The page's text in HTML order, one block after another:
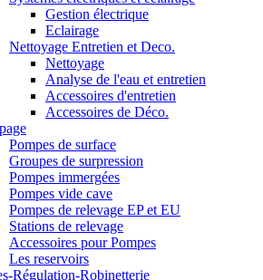
Gestion électrique
Eclairage
Nettoyage Entretien et Deco.
Nettoyage
Analyse de l'eau et entretien
Accessoires d'entretien
Accessoires de Déco.
Pompes de surface
Groupes de surpression
Pompes immergées
Pompes vide cave
Pompes de relevage EP et EU
Stations de relevage
Accessoires pour Pompes
Les reservoirs
Régulation-Robinetterie